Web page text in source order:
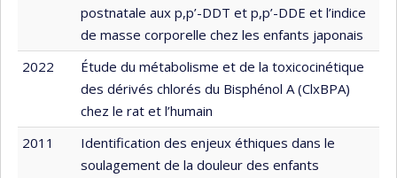
postnatale aux p,p’-DDT et p,p’-DDE et l’indice
de masse corporelle chez les enfants japonais
2022
Étude du métabolisme et de la toxicocinétique
des dérivés chlorés du Bisphénol A (ClxBPA)
chez le rat et l’humain
2011
Identification des enjeux éthiques dans le
soulagement de la douleur des enfants